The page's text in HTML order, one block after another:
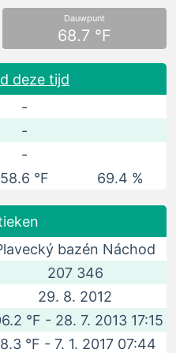
Dauwpunt
68.7 °F
deze tijd
-
-
-
58.6 °F 69.4 %
bazén Náchod
207 346
29. 8. 2012
°F - 28. 7. 2013 17:15
°F - 7. 1. 2017 07:44